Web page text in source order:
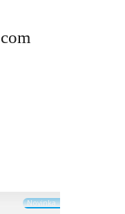
Novinka